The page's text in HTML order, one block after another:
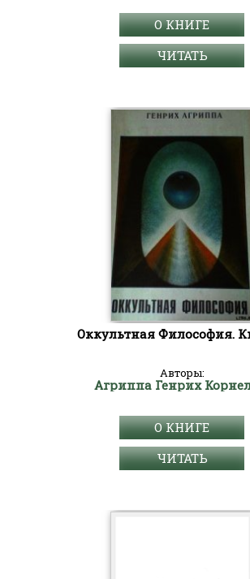
О КНИГЕ
ЧИТАТЬ
Оккультная Философия.
Авторы:
Агриппа Генрих
О КНИГЕ
ЧИТАТЬ